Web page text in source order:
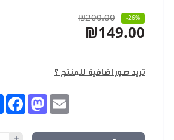
₪200.00 -26%
₪149.00
تريد صور اضافية للمنتج ؟
Share FacebookMastodon